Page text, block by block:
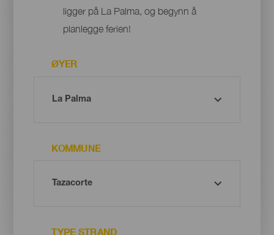
ligger på La Palma, og begynn å
planlegge ferien!
ØYER
KOMMUNE
TYPE STRAND